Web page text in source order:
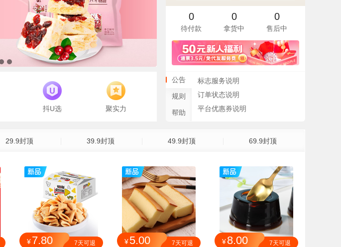
抖U选 聚实力
0
待付款
0
拿货中
0
售后中
公告
规则
帮助
标志服务说明
订单状态说明
平台优惠券说明
29.9封顶 39.9封顶 49.9封顶 69.9封顶
¥7.80 7天可退 ¥5.00 7天可退 ¥8.00 7天可退